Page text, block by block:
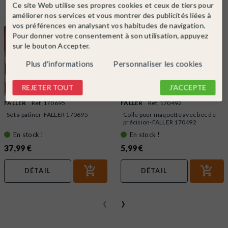
FALLER
Ref. 170695
Set à patiner-FALLER 170695
En stock !
37,99 €
DÉTAIL
FALLER
Ref. 170492
Colle pour maquette avec bec de
précision-FALLER 170492
En stock !
5,99 €
DÉTAIL
‹ ›
Ce site Web utilise ses propres cookies et ceux de tiers pour
améliorer nos services et vous montrer des publicités liées à
vos préférences en analysant vos habitudes de navigation.
Pour donner votre consentement à son utilisation, appuyez
sur le bouton Accepter.
Plus d'informations Personnaliser les cookies
REJETER TOUT J'ACCEPTE